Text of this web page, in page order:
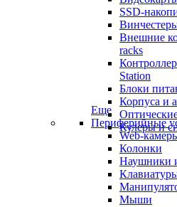
SSD-
Внешние
racks
Station
Блоки
Корпуса и
Кулеры и
Еще
Периферийные
Web-
Колонки
Наушники
Мыши